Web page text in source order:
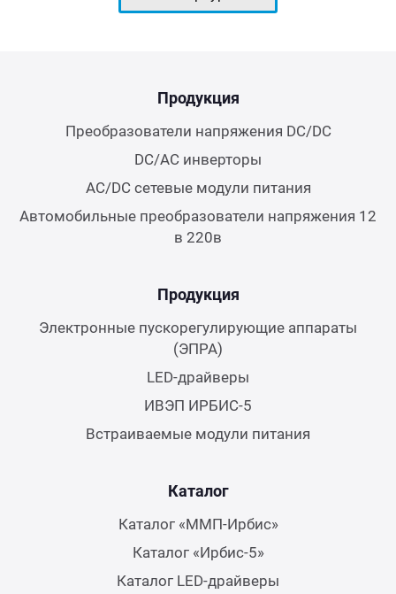
Продукция
Преобразователи напряжения DC/DC
DC/AC инверторы
AC/DC сетевые модули питания
Автомобильные преобразователи напряжения 12
в 220в
Продукция
Электронные пускорегулирующие аппараты
(ЭПРА)
LED-драйверы
ИВЭП ИРБИС-5
Встраиваемые модули питания
Каталог
Каталог «ММП-Ирбис»
Каталог «Ирбис-5»
Каталог LED-драйверы